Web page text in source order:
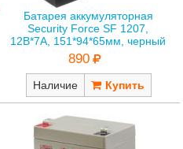
Батарея аккумуляторная
Security Force SF 1207,
12В*7A, 151*94*65мм, черный
890
Наличие